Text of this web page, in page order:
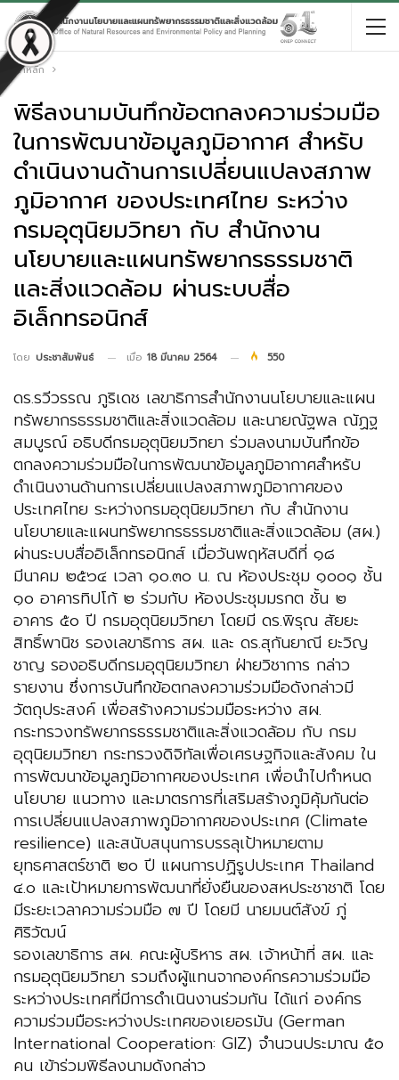
หน้าหลัก
พิธีลงนามบันทึกข้อตกลงความร่วมมือ
ในการพัฒนาข้อมูลภูมิอากาศ สำหรับ
ดำเนินงานด้านการเปลี่ยนแปลงสภาพ
ภูมิอากาศ ของประเทศไทย ระหว่าง
กรมอุตุนิยมวิทยา กับ สำนักงาน
นโยบายและแผนทรัพยากรธรรมชาติ
และสิ่งแวดล้อม ผ่านระบบสื่อ
อิเล็กทรอนิกส์
โดย ประชาสัมพันธ์ เมื่อ 18 มีนาคม 2564 550
ดร.รวีวรรณ ภูริเดช เลขาธิการสำนักงานนโยบายและแผน
ทรัพยากรธรรมชาติและสิ่งแวดล้อม และนายณัฐพล ณัฏฐ
สมบูรณ์ อธิบดีกรมอุตุนิยมวิทยา ร่วมลงนามบันทึกข้อ
ตกลงความร่วมมือในการพัฒนาข้อมูลภูมิอากาศสำหรับ
ดำเนินงานด้านการเปลี่ยนแปลงสภาพภูมิอากาศของ
ประเทศไทย ระหว่างกรมอุตุนิยมวิทยา กับ สำนักงาน
นโยบายและแผนทรัพยากรธรรมชาติและสิ่งแวดล้อม (สผ.)
ผ่านระบบสื่ออิเล็กทรอนิกส์ เมื่อวันพฤหัสบดีที่ ๑๘
มีนาคม ๒๕๖๔ เวลา ๑๐.๓๐ น. ณ ห้องประชุม ๑๐๐๑ ชั้น
๑๐ อาคารทิปโก้ ๒ ร่วมกับ ห้องประชุมมรกต ชั้น ๒
อาคาร ๕๐ ปี กรมอุตุนิยมวิทยา โดยมี ดร.พิรุณ สัยยะ
สิทธิ์พานิช รองเลขาธิการ สผ. และ ดร.สุกันยาณี ยะวิญ
ชาญ รองอธิบดีกรมอุตุนิยมวิทยา ฝ่ายวิชาการ กล่าว
รายงาน ซึ่งการบันทึกข้อตกลงความร่วมมือดังกล่าวมี
วัตถุประสงค์ เพื่อสร้างความร่วมมือระหว่าง สผ.
กระทรวงทรัพยากรธรรมชาติและสิ่งแวดล้อม กับ กรม
อุตุนิยมวิทยา กระทรวงดิจิทัลเพื่อเศรษฐกิจและสังคม ใน
การพัฒนาข้อมูลภูมิอากาศของประเทศ เพื่อนำไปกำหนด
นโยบาย แนวทาง และมาตรการที่เสริมสร้างภูมิคุ้มกันต่อ
การเปลี่ยนแปลงสภาพภูมิอากาศของประเทศ (Climate
resilience) และสนับสนุนการบรรลุเป้าหมายตาม
ยุทธศาสตร์ชาติ ๒๐ ปี แผนการปฏิรูปประเทศ Thailand
๔.๐ และเป้าหมายการพัฒนาที่ยั่งยืนของสหประชาชาติ โดย
มีระยะเวลาความร่วมมือ ๗ ปี โดยมี นายมนต์สังข์ ภู่
ศิริวัฒน์
รองเลขาธิการ สผ. คณะผู้บริหาร สผ. เจ้าหน้าที่ สผ. และ
กรมอุตุนิยมวิทยา รวมถึงผู้แทนจากองค์กรความร่วมมือ
ระหว่างประเทศที่มีการดำเนินงานร่วมกัน ได้แก่ องค์กร
ความร่วมมือระหว่างประเทศของเยอรมัน (German
International Cooperation: GIZ) จำนวนประมาณ ๕๐
คน เข้าร่วมพิธีลงนามดังกล่าว